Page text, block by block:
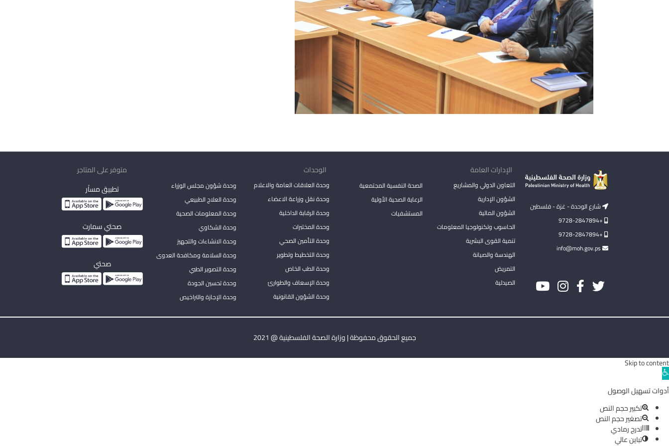
شارع الوحدة - غزة - فلسطين
+9728-2847894
+9728-2847894
الإدارات العامة
التعاون الدولي والمشاريع
الشؤون الإدارية
الشؤون المالية
الحاسوب وتكنولوجيا المعلومات
تنمية القوى البشرية
الهندسة والصيانة
التمريض
الصيدلية
الصحة النفسية المجتمعية
الرعاية الصحية الأولية
المستشفيات
الوحدات
وحدة العلاقات العامة والاعلام
وحدة نقل وزراعة الاعضاء
وحدة الرقابة الداخلية
وحدة المختبرات
وحدة التأمين الصحي
وحدة التخطيط وتطوير
وحدة الطب الخاص
وحدة الإسعاف والطوارئ
وحدة الشؤون القانونية
وحدة شؤون مجلس الوزراء
وحدة العلاج الطبيعي
وحدة المعلومات الصحية
وحدة الشكاوي
وحدة الانشاءات والتجهيز
وحدة السلامة ومكافحة العدوى
وحدة التصوير الطبي
وحدة تحسين الجودة
وحدة الإجازة والتراخيص
متوفر على المتاجر
تطبيق مساْر
صحتي سمارت
صحتي
جميع الحقوق محفوظة | وزارة الصحة الفلسطينية @ 2021
Skip to content
Open
toolbar
أدوات تسهيل الوصول
تكبير حجم النص
تصغير حجم النص
تدرج رمادي
تباين عالي